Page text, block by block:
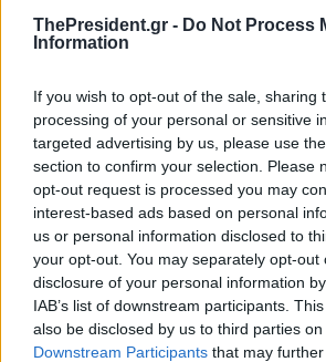
ThePresident.gr - Do Not Process
Information
If you wish to opt-out of the sale, sharing
processing of your personal or sensitive
targeted advertising by us, please use
section to confirm your selection. Please
opt-out request is processed you may
interest-based ads based on personal
us or personal information disclosed to
your opt-out. You may separately opt-out
disclosure of your personal information
IAB’s list of downstream participants.
also be disclosed by us to third parties on
Downstream Participants that may
Εντοπισμός αρχαίου ναυαγίου